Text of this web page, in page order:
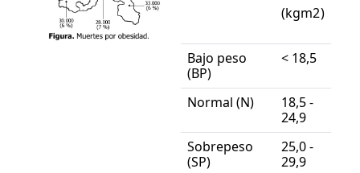
(kgm2)
Bajo peso
(BP)
< 18,5
Normal (N)
18,5 -
24,9
Sobrepeso
(SP)
25,0 -
29,9